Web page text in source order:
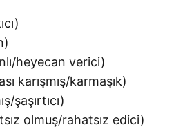
heyecan verici)
karışmış/karmaşık)
şaşırtıcı)
olmuş/rahatsız edici)